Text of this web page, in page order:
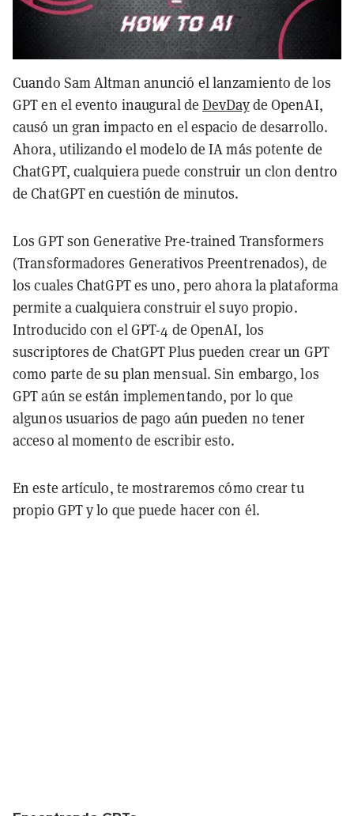
Cuando Sam Altman anunció el lanzamiento de los
GPT en el evento inaugural deDevDayde OpenAI,
causó un gran impacto en el espacio de desarrollo.
Ahora, utilizando el modelo de IA más potente de
ChatGPT, cualquiera puede construir un clon dentro
de ChatGPT en cuestión de minutos.
Los GPT son Generative Pre-trained Transformers
(Transformadores Generativos Preentrenados), de
los cuales ChatGPT es uno, pero ahora la plataforma
permite a cualquiera construir el suyo propio.
Introducido con el GPT-4 de OpenAI, los
suscriptores de ChatGPT Plus pueden crear un GPT
como parte de su plan mensual. Sin embargo, los
GPT aún se están implementando, por lo que
algunos usuarios de pago aún pueden no tener
acceso al momento de escribir esto.
En este artículo, te mostraremos cómo crear tu
propio GPT y lo que puede hacer con él.